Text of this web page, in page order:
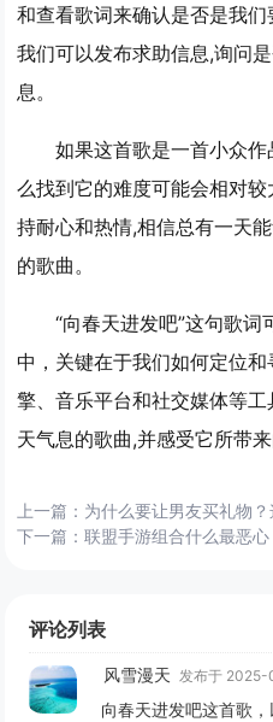
和查看歌词来确认是否是我们
我们可以发布求助信息,询问
息。
如果这首歌是一首小众
么找到它的难度可能会相对
持耐心和热情,相信总有一天
的歌曲。
“向春天进发吧”这句歌
中，关键在于我们如何定位
擎、音乐平台和社交媒体等
天气息的歌曲,并感受它所带来
上一篇： 为什么要让男友买礼物
下一篇：联盟手游组合什么最恶
评论列表
风雪漫天 发布于
向春天进发吧这首歌